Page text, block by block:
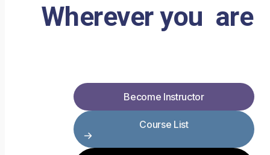
Wherever you are
Become Instructor
Course List